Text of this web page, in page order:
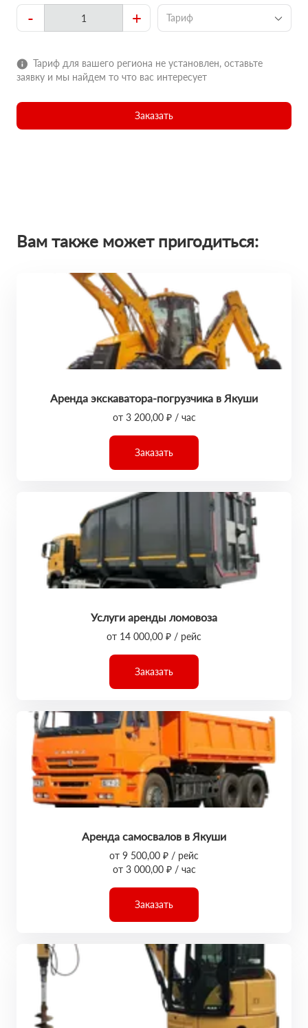
- + Тариф
Тариф для вашего региона не установлен, оставьте
заявку и мы найдем то что вас интересует
Заказать
Вам также может пригодиться:
Аренда экскаватора-погрузчика в Якуши
от 3 200,00 ₽ / час
Заказать
Услуги аренды ломовоза
от 14 000,00 ₽ / рейс
Заказать
Аренда самосвалов в Якуши
от 9 500,00 ₽ / рейс
от 3 000,00 ₽ / час
Заказать